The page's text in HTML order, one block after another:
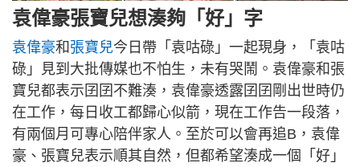
袁偉豪張寶兒想湊夠「好」字
袁偉豪和 張寶兒今日帶「袁咕碌」一起現身，「袁咕
碌」見到大批傳媒也不怕生，未有哭鬧。袁偉豪和張
寶兒都表示囝囝不難湊，袁偉豪透露囝囝剛出世時仍
在工作，每日收工都歸心似箭，現在工作告一段落，
有兩個月可專心陪伴家人。至於可以會再追B，袁偉
豪、張寶兒表示順其自然，但都希望湊成一個「好」